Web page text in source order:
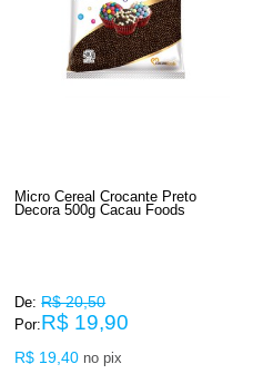
Micro Cereal Crocante Preto
Decora 500g Cacau Foods
De: R$ 20,50
Por:R$ 19,90
R$ 19,40 no pix